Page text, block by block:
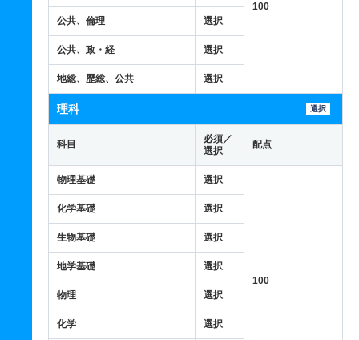
100
公共、倫理 選択
公共、政・経 選択
地総、歴総、公共 選択
理科 選択
科目
必須／
選択
配点
物理基礎 選択
100
化学基礎 選択
生物基礎 選択
地学基礎 選択
物理 選択
化学 選択